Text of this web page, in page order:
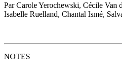
Par Carole Yerochewski, Cécile Van
Isabelle Ruelland, Chantal Ismé,
NOTES